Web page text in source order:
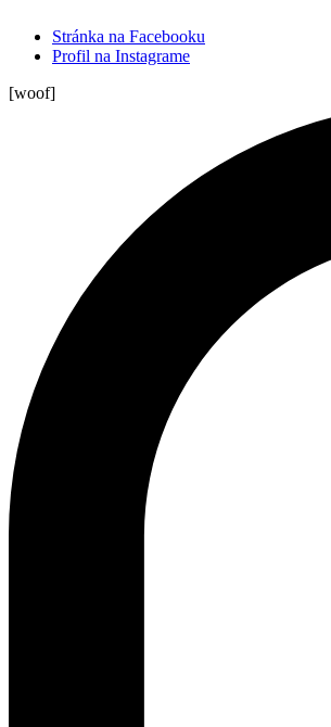
Stránka na Facebooku
Profil na Instagrame
[woof]